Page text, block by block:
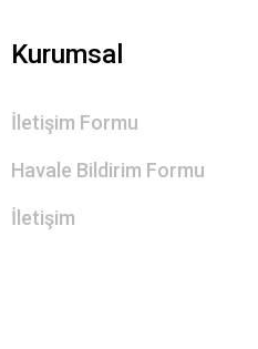
Kurumsal
İletişim Formu
Havale Bildirim Formu
İletişim